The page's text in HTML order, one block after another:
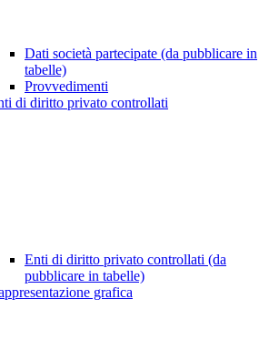
Dati società partecipate (da pubblicare in
tabelle)
Provvedimenti
di diritto privato controllati
Enti di diritto privato controllati (da
pubblicare in tabelle)
grafica